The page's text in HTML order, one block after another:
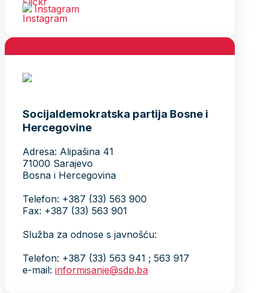
Instagram
Socijaldemokratska partija Bosne i
Hercegovine
Adresa: Alipašina 41
71000 Sarajevo
Bosna i Hercegovina
Telefon: +387 (33) 563 900
Fax: +387 (33) 563 901
Služba za odnose s javnošću:
Telefon: +387 (33) 563 941 ; 563 917
e-mail: informisanje@sdp.ba